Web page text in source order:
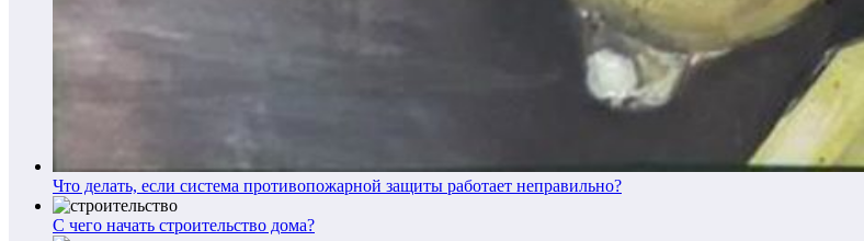
Что делать, если система противопожарной защиты работает неправильно?
С чего начать строительство дома?